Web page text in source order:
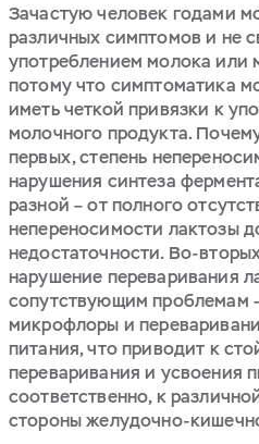
Зачастую человек годами
различных симптомов и не
употреблением молока или
потому что симптоматика
иметь четкой привязки к
молочного продукта.
первых, степень
нарушения синтеза
разной – от полного
непереносимости лактозы
недостаточности. Во-
нарушение переваривания
сопутствующим проблемам
микрофлоры и
питания, что приводит к
переваривания и усвоения
соответственно, к
стороны желудочно-